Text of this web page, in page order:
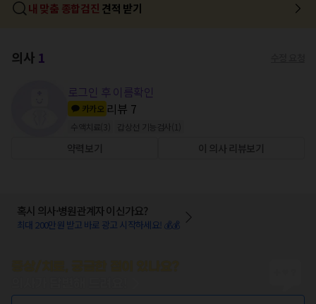
내 맞춤 종합검진 견적 받기
의사 1
로그인 후 이름확인
카카오 리뷰 7
수액치료 3 갑상선 기능검사
약력보기 이 의사 리뷰보기
혹시 의사·병원관계자 이신가요?
최대 200만원 받고 바로 광고 시작하세요! 💰💰